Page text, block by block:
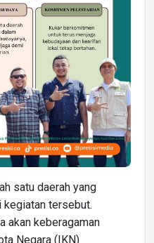
satu daerah yang
kegiatan tersebut.
akan keberagaman
Negara (IKN)